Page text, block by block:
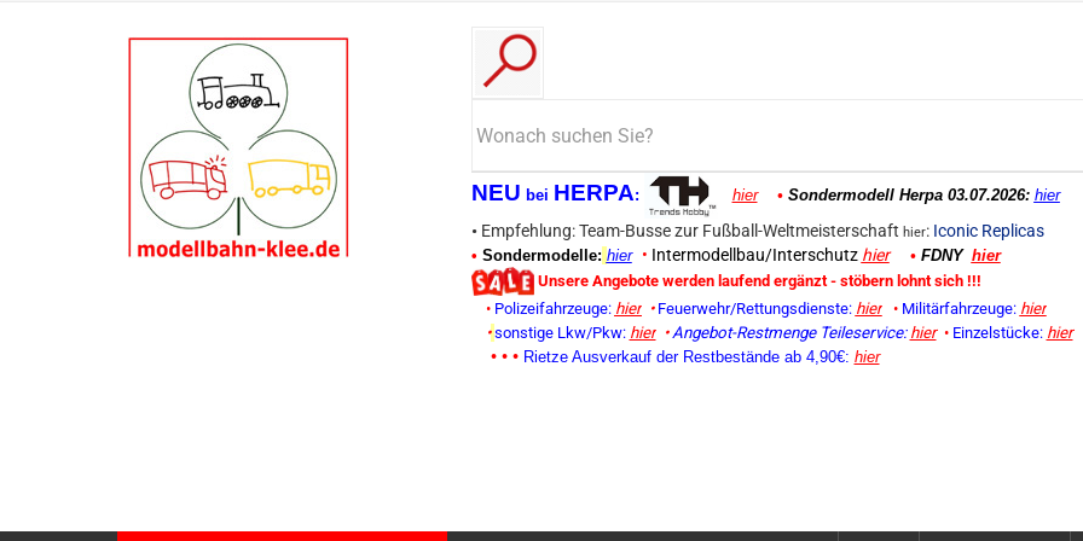
NEU bei HERPA: hier • Sondermodell Herpa 03.07.2026: hier
• Empfehlung: Team-Busse zur Fußball-Weltmeisterschaft hier: Iconic Replicas
• Sondermodelle: hier • Intermodellbau/Interschutz hier • FDNY hier
Unsere Angebote werden laufend ergänzt - stöbern lohnt sich !!!
•Polizeifahrzeuge: hier • Feuerwehr/Rettungsdienste: hier • Militärfahrzeuge: hier
• sonstige Lkw/Pkw: hier • Angebot-Restmenge Teileservice: hier • Einzelstücke: hier
• • • Rietze Ausverkauf der Restbestände ab 4,90€: hier